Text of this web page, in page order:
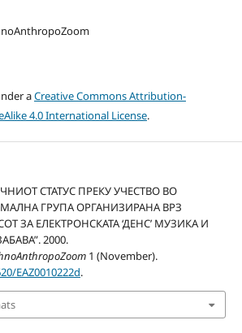
aCreative Commons Attribution-
4.0 International License.
СТАТУС ПРЕКУ УЧЕСТВО ВО
ГРУПА ОРГАНИЗИРАНА ВРЗ
ЗА ЕЛЕКТРОНСКАТА ‘ДЕНС’ МУЗИКА И
2000.
1 (November).
EAZ0010222d.